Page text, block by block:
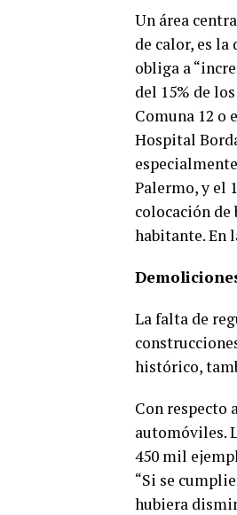
Un área
de calor, es
obliga a
del 15% de
Comuna 12 o
Hospital
Palermo, y el
colocación de
habitante. En
La falta de
histórico,
Con respecto
automóviles.
450 mil
“Si se
hubiera